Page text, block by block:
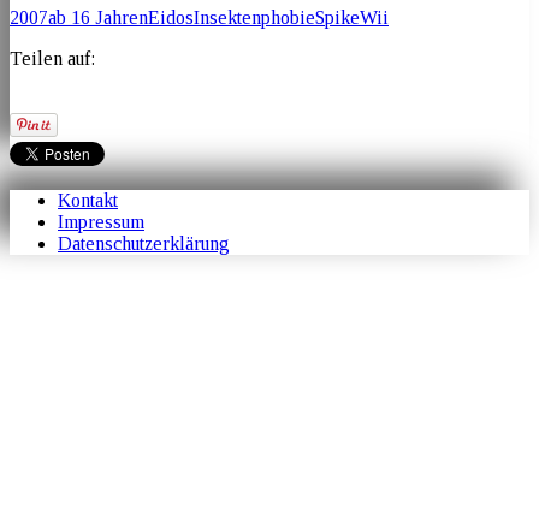
2007ab 16 JahrenEidosInsektenphobieSpikeWii
Teilen auf:
Kontakt
Impressum
Datenschutzerklärung